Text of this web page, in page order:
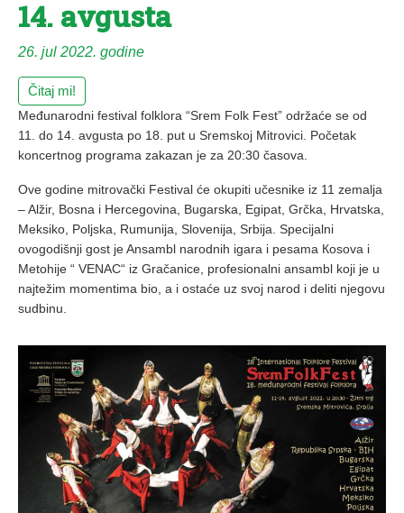
14. avgusta
26. jul 2022. godine
Čitaj mi!
Međunarodni festival folklora “Srem Folk Fest” održaće se od
11. do 14. avgusta po 18. put u Sremskoj Mitrovici. Početak
koncertnog programa zakazan je za 20:30 časova.
Ove godine mitrovački Festival će okupiti učesnike iz 11 zemalja
– Alžir, Bosna i Hercegovina, Bugarska, Egipat, Grčka, Hrvatska,
Meksiko, Poljska, Rumunija, Slovenija, Srbija. Specijalni
ovogodišnji gost je Ansambl narodnih igara i pesama Кosova i
Metohije “ VENAC“ iz Gračanice, profesionalni ansambl koji je u
najtežim momentima bio, a i ostaće uz svoj narod i deliti njegovu
sudbinu.